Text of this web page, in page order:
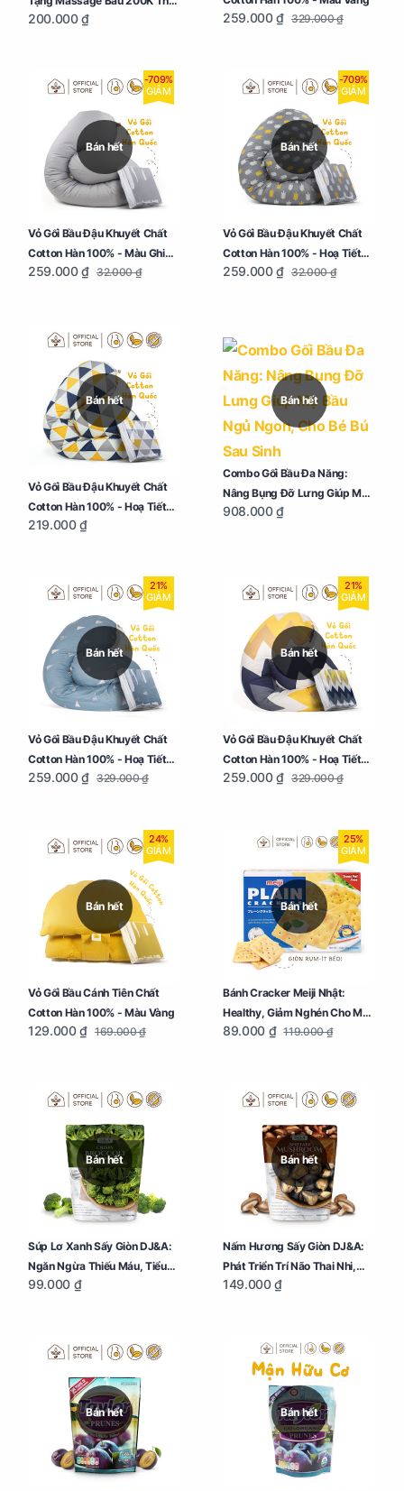
Giãn, Tăng Tuần Hoàn Máu,
200.000 ₫ 259.000 ₫ 329.000 ₫
Bán hết
-709%
GIẢM
Vỏ Gối Bầu Đậu Khuyết Chất
Cotton Hàn 100% - Màu Ghi
Xám
259.000 ₫ 32.000 ₫
Bán hết
-709%
GIẢM
Vỏ Gối Bầu Đậu Khuyết Chất
Cotton Hàn 100% - Hoạ Tiết
Xương Cá
259.000 ₫ 32.000 ₫
Bán hết
Vỏ Gối Bầu Đậu Khuyết Chất
Cotton Hàn 100% - Hoạ Tiết
Tam Giác
219.000 ₫
Bán hết
Combo Gối Bầu Đa Năng:
Nâng Bụng Đỡ Lưng Giúp Mẹ
Bầu Ngủ Ngon, Cho Bé Bú Sau
908.000 ₫
Bán hết
21%
GIẢM
Vỏ Gối Bầu Đậu Khuyết Chất
Cotton Hàn 100% - Hoạ Tiết
Thông Lạnh
259.000 ₫ 329.000 ₫
Bán hết
21%
GIẢM
Vỏ Gối Bầu Đậu Khuyết Chất
Cotton Hàn 100% - Hoạ Tiết
Ziczac
259.000 ₫ 329.000 ₫
Bán hết
24%
GIẢM
Vỏ Gối Bầu Cánh Tiên Chất
Cotton Hàn 100% - Màu Vàng
129.000 ₫ 169.000 ₫
Bán hết
25%
GIẢM
Bánh Cracker Meiji Nhật:
Healthy, Giảm Nghén Cho Mẹ
Bầu Hộp 104g
89.000 ₫ 119.000 ₫
Bán hết
Súp Lơ Xanh Sấy Giòn DJ&A:
Ngăn Ngừa Thiếu Máu, Tiểu
Đường, Dị Tật Thai Nhi Túi 25g
99.000 ₫
Bán hết
Nấm Hương Sấy Giòn DJ&A:
Phát Triển Trí Não Thai Nhi,
Giảm Mệt Mỏi Cho Mẹ Bầu Túi
149.000 ₫
Bán hết Bán hết